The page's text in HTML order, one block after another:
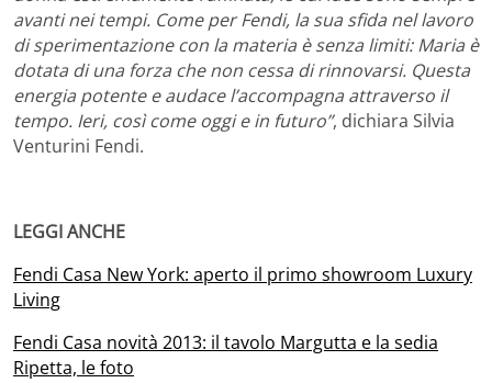
avanti nei tempi. Come per Fendi, la sua sfida nel lavoro
di sperimentazione con la materia è senza limiti: Maria è
dotata di una forza che non cessa di rinnovarsi. Questa
energia potente e audace l’accompagna attraverso il
tempo. Ieri, così come oggi e in futuro”, dichiara Silvia
Venturini Fendi.
LEGGI ANCHE
Fendi Casa New York: aperto il primo showroom Luxury
Living
Fendi Casa novità 2013: il tavolo Margutta e la sedia
Ripetta, le foto